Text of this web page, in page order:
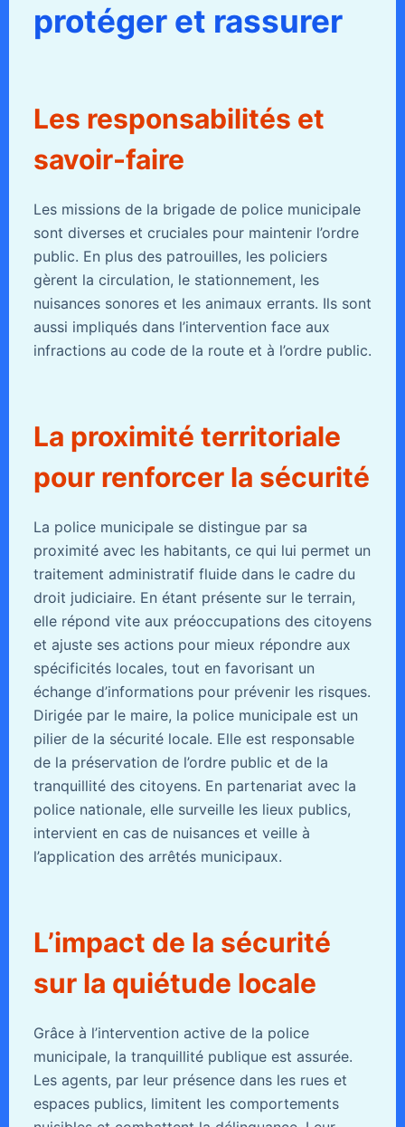
protéger et rassurer
Les responsabilités et
savoir-faire
Les missions de la brigade de police municipale
sont diverses et cruciales pour maintenir l’ordre
public. En plus des patrouilles, les policiers
gèrent la circulation, le stationnement, les
nuisances sonores et les animaux errants. Ils sont
aussi impliqués dans l’intervention face aux
infractions au code de la route et à l’ordre public.
La proximité territoriale
pour renforcer la sécurité
La police municipale se distingue par sa
proximité avec les habitants, ce qui lui permet un
traitement administratif fluide dans le cadre du
droit judiciaire. En étant présente sur le terrain,
elle répond vite aux préoccupations des citoyens
et ajuste ses actions pour mieux répondre aux
spécificités locales, tout en favorisant un
échange d’informations pour prévenir les risques.
Dirigée par le maire, la police municipale est un
pilier de la sécurité locale. Elle est responsable
de la préservation de l’ordre public et de la
tranquillité des citoyens. En partenariat avec la
police nationale, elle surveille les lieux publics,
intervient en cas de nuisances et veille à
l’application des arrêtés municipaux.
L’impact de la sécurité
sur la quiétude locale
Grâce à l’intervention active de la police
municipale, la tranquillité publique est assurée.
Les agents, par leur présence dans les rues et
espaces publics, limitent les comportements